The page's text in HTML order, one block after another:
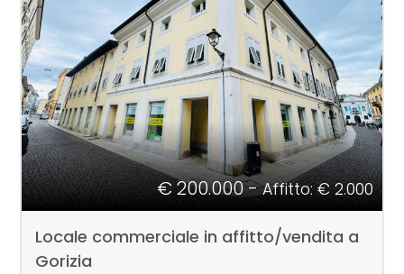
€ 200.000 -Affitto: € 2.000
Locale commerciale in affitto/vendita a
Gorizia
SERVIZI
CONTATTI
Scegli
dove
cercare
Gorizia
Gorizia